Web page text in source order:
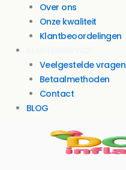
Over ons
Onze kwaliteit
Klantbeoordelingen
Veelgestelde vragen
Betaalmethoden
Contact
BLOG